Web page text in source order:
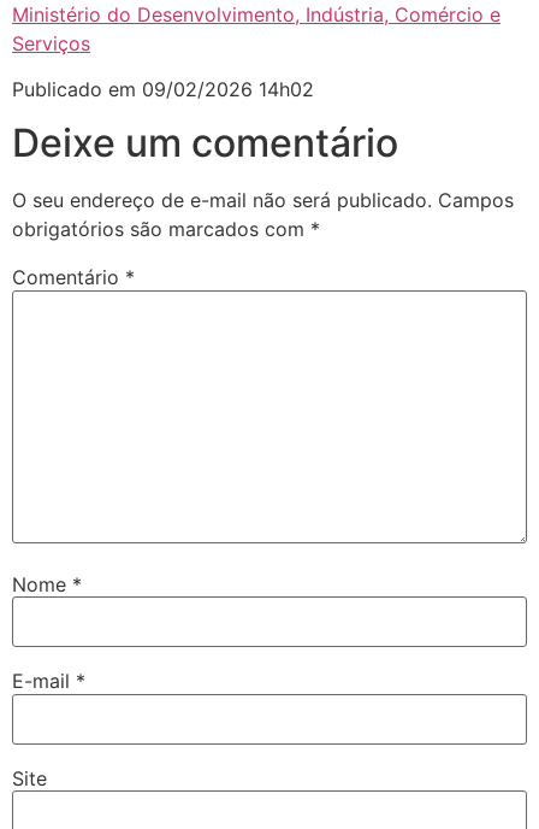
Ministério do Desenvolvimento, Indústria, Comércio e
Serviços
Publicado em 09/02/2026 14h02
Deixe um comentário
O seu endereço de e-mail não será publicado. Campos
obrigatórios são marcados com *
Comentário *
Nome *
E-mail *
Site